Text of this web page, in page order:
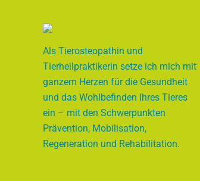
Als Tierosteopathin und
Tierheilpraktikerin setze ich mich mit
ganzem Herzen für die Gesundheit
und das Wohlbefinden Ihres Tieres
ein – mit den Schwerpunkten
Prävention, Mobilisation,
Regeneration und Rehabilitation.